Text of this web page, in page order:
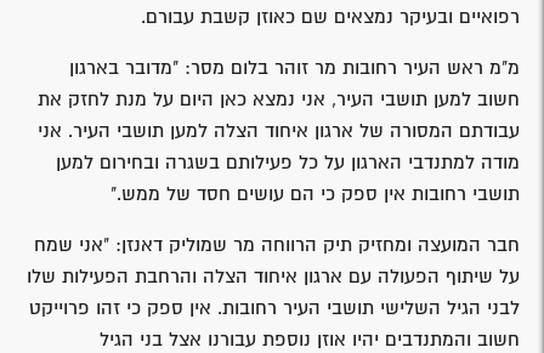
רפואיים ובעיקר נמצאים שם כאוזן קשבת עבורם.
מ"מ ראש העיר רחובות מר זוהר בלום מסר: "מדובר בארגון
חשוב למען תושבי העיר, אני נמצא כאן היום על מנת לחזק את
עבודתם המסורה של ארגון איחוד הצלה למען תושבי העיר. אני
מודה למתנדבי הארגון על כל פעילותם בשגרה ובחירום למען
תושבי רחובות אין ספק כי הם עושים חסד של ממש."
חבר המועצה ומחזיק תיק הרווחה מר שמוליק דאנזן: "אני שמח
על שיתוף הפעולה עם ארגון איחוד הצלה והרחבת הפעילות שלו
לבני הגיל השלישי תושבי העיר רחובות. אין ספק כי זהו פרוייקט
חשוב והמתנדבים יהיו אוזן נוספת עבורנו אצל בני הגיל